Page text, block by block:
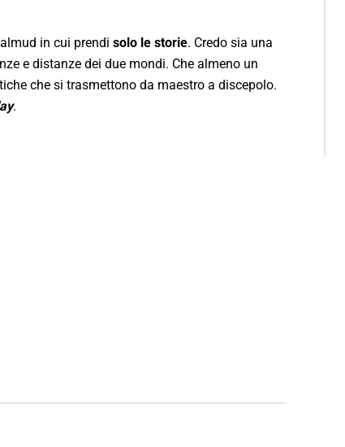
in cui prendi solo le storie. Credo sia una
e distanze dei due mondi. Che almeno un
che si trasmettono da maestro a discepolo.
.